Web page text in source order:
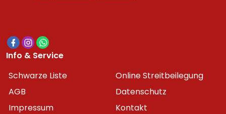
Info & Service
Schwarze Liste
Online Streitbeilegung
AGB
Datenschutz
Impressum
Kontakt